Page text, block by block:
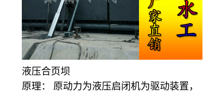
液压合页坝
原理： 原动力为液压启闭机为驱动装置，